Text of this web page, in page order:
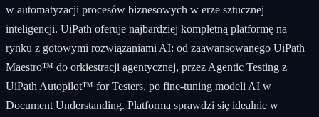
w automatyzacji procesów biznesowych w erze sztucznej
inteligencji. UiPath oferuje najbardziej kompletną platformę na
rynku z gotowymi rozwiązaniami AI: od zaawansowanego UiPath
Maestro™ do orkiestracji agentycznej, przez Agentic Testing z
UiPath Autopilot™ for Testers, po fine-tuning modeli AI w
Document Understanding. Platforma sprawdzi się idealnie w